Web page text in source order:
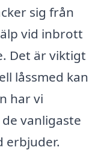
sig från
vid inbrott
Det är viktigt
låssmed kan
har vi
vanligaste
erbjuder.